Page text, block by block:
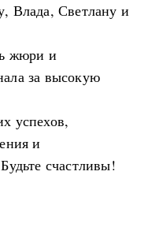
Влада, Светлану и
жюри и
за высокую
успехов,
и
счастливы!